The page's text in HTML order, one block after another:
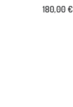
180,00€